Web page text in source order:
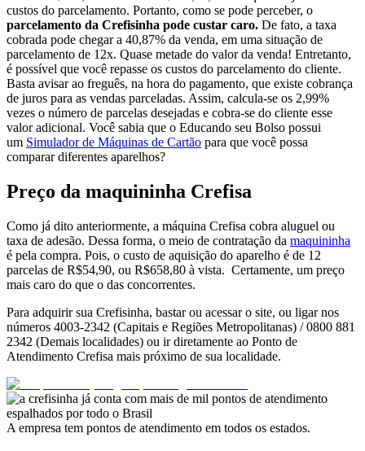
custos do parcelamento. Portanto, como se pode perceber, o
parcelamento da Crefisinha pode custar caro. De fato, a taxa
cobrada pode chegar a 40,87% da venda, em uma situação de
parcelamento de 12x. Quase metade do valor da venda! Entretanto,
é possível que você repasse os custos do parcelamento do cliente.
Basta avisar ao freguês, na hora do pagamento, que existe cobrança
de juros para as vendas parceladas. Assim, calcula-se os 2,99%
vezes o número de parcelas desejadas e cobra-se do cliente esse
valor adicional. Você sabia que o Educando seu Bolso possui
um Simulador de Máquinas de Cartão para que você possa
comparar diferentes aparelhos?
Preço da maquininha Crefisa
Como já dito anteriormente, a máquina Crefisa cobra aluguel ou
taxa de adesão. Dessa forma, o meio de contratação da maquininha
é pela compra. Pois, o custo de aquisição do aparelho é de 12
parcelas de R$54,90, ou R$658,80 à vista. Certamente, um preço
mais caro do que o das concorrentes.
Para adquirir sua Crefisinha, bastar ou acessar o site, ou ligar nos
números 4003-2342 (Capitais e Regiões Metropolitanas) / 0800 881
2342 (Demais localidades) ou ir diretamente ao Ponto de
Atendimento Crefisa mais próximo de sua localidade.
A empresa tem pontos de atendimento em todos os estados.